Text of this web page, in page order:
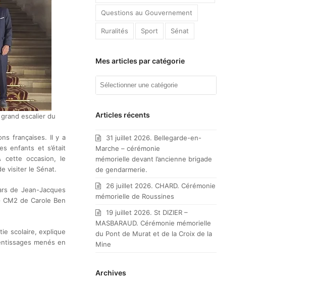
escalier du
françaises. Il y a
enfants et s’était
cette occasion, le
visiter le Sénat.
de Jean-Jacques
de Carole Ben
scolaire, explique
menés en
Questions au Gouvernement
Ruralités Sport Sénat
Mes articles par catégorie
Mes
catégorie
Articles récents
31 juillet 2026. Bellegarde-en-
Marche – cérémonie
mémorielle devant l’ancienne brigade
de gendarmerie.
26 juillet 2026. CHARD. Cérémonie
mémorielle de Roussines
19 juillet 2026. St DIZIER –
MASBARAUD. Cérémonie mémorielle
du Pont de Murat et de la Croix de la
Mine
Archives